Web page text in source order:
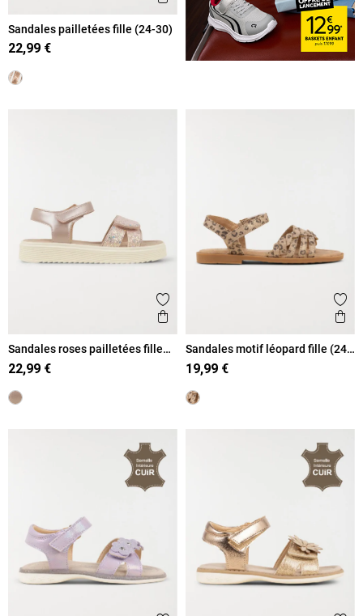
Sandales pailletées fille (24-30)
22,99 €
Ajouter aux favoris
Aperçu rapide
Sandales roses pailletées fille
(25-30)
22,99 €
Sandales motif léopard fille (24-
30)
19,99 €